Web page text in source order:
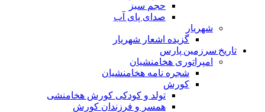
حجم سبز
صدای پای آب
شهریار
گزیده اشعار شهریار
تاریخ سرزمین پارس
امپراتوری هخامنشیان
شجره نامه هخامنشیان
کورش
تولد و کودکی کورش هخامنشی
همسر و فرزندان کورش